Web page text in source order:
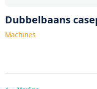
Dubbelbaans
Machines